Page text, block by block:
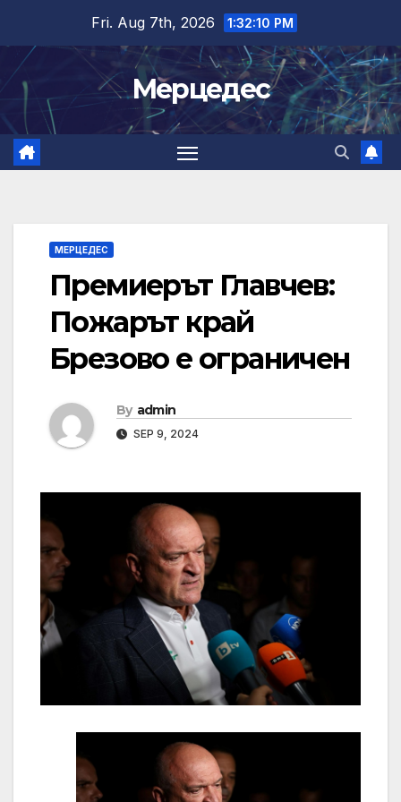
content
Fri. Aug 7th, 2026 1:32:10 PM
Мерцедес
МЕРЦЕДЕС
Премиерът Главчев:
Пожарът край
Брезово е ограничен
By admin
SEP 9, 2024